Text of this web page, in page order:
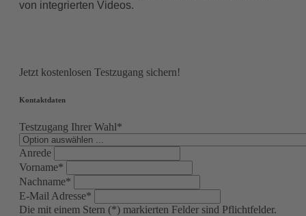
von integrierten Videos.
Jetzt kostenlosen Testzugang sichern!
Kontaktdaten
Testzugang Ihrer Wahl*
Anrede
Vorname*
Nachname*
E-Mail Adresse*
Die mit einem Stern (*) markierten Felder sind Pflichtfelder.